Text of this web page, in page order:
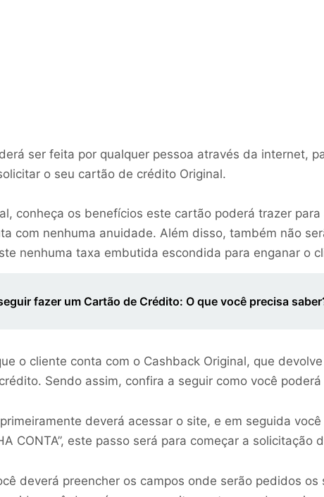
ser feita por qualquer pessoa através da internet,
o seu cartão de crédito Original.
conheça os benefícios este cartão poderá trazer
com nenhuma anuidade. Além disso, também não
nenhuma taxa embutida escondida para enganar o
fazer um Cartão de Crédito: O que você precisa
o cliente conta com o Cashback Original, que
Sendo assim, confira a seguir como você
deverá acessar o site, e em seguida
CONTA”, este passo será para começar a solicitação
deverá preencher os campos onde serão pedidos os